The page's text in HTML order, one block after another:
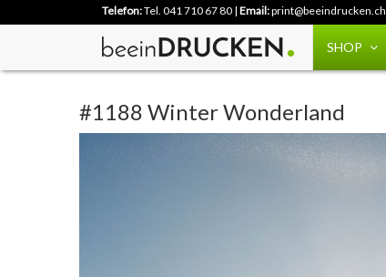
Telefon:Tel. 041 710 67 80 | Email:print@beeindrucken.ch
SHOP
#1188 Winter Wonderland